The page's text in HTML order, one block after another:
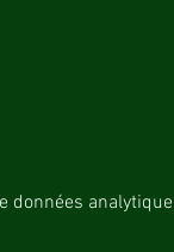
données